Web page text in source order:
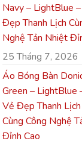
Navy – LightBlue
Đẹp Thanh Lịch
Nghệ Tản Nhiệt
25 Tháng 7, 2026
Áo Bóng Bàn
Green – LightBlue
Vẻ Đẹp Thanh
Cùng Công Nghệ
Đỉnh Cao